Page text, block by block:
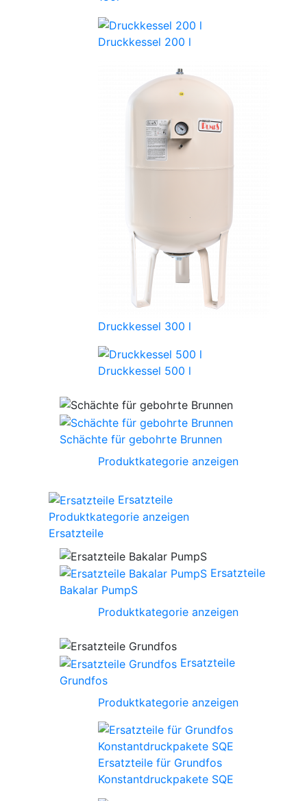
Druckkessel 200 l
Druckkessel 300 l
Druckkessel 500 l
Schächte für gebohrte Brunnen
Produktkategorie anzeigen
Ersatzteile
Produktkategorie anzeigen
Ersatzteile
Ersatzteile
Bakalar PumpS
Produktkategorie anzeigen
Ersatzteile
Grundfos
Produktkategorie anzeigen
Ersatzteile für Grundfos
Konstantdruckpakete SQE